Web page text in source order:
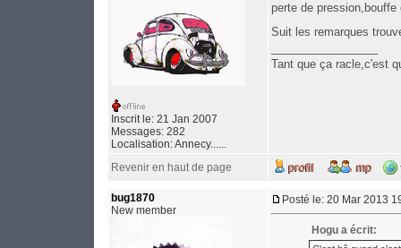
Inscrit le: 21 Jan 2007
Messages: 282
Localisation: Annecy......
perte de
Suit les remarques
Tant que ça racle,c'est
Revenir en haut de page
bug1870
New member
Posté le: 20 Mar 2013
Hogu a écrit: